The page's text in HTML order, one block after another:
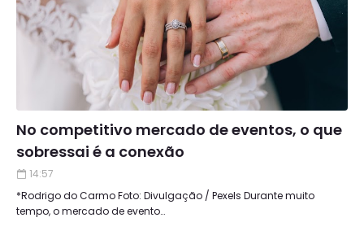
No competitivo mercado de eventos, o que
sobressai é a conexão
14:57
*Rodrigo do Carmo Foto: Divulgação / Pexels Durante muito
tempo, o mercado de evento…